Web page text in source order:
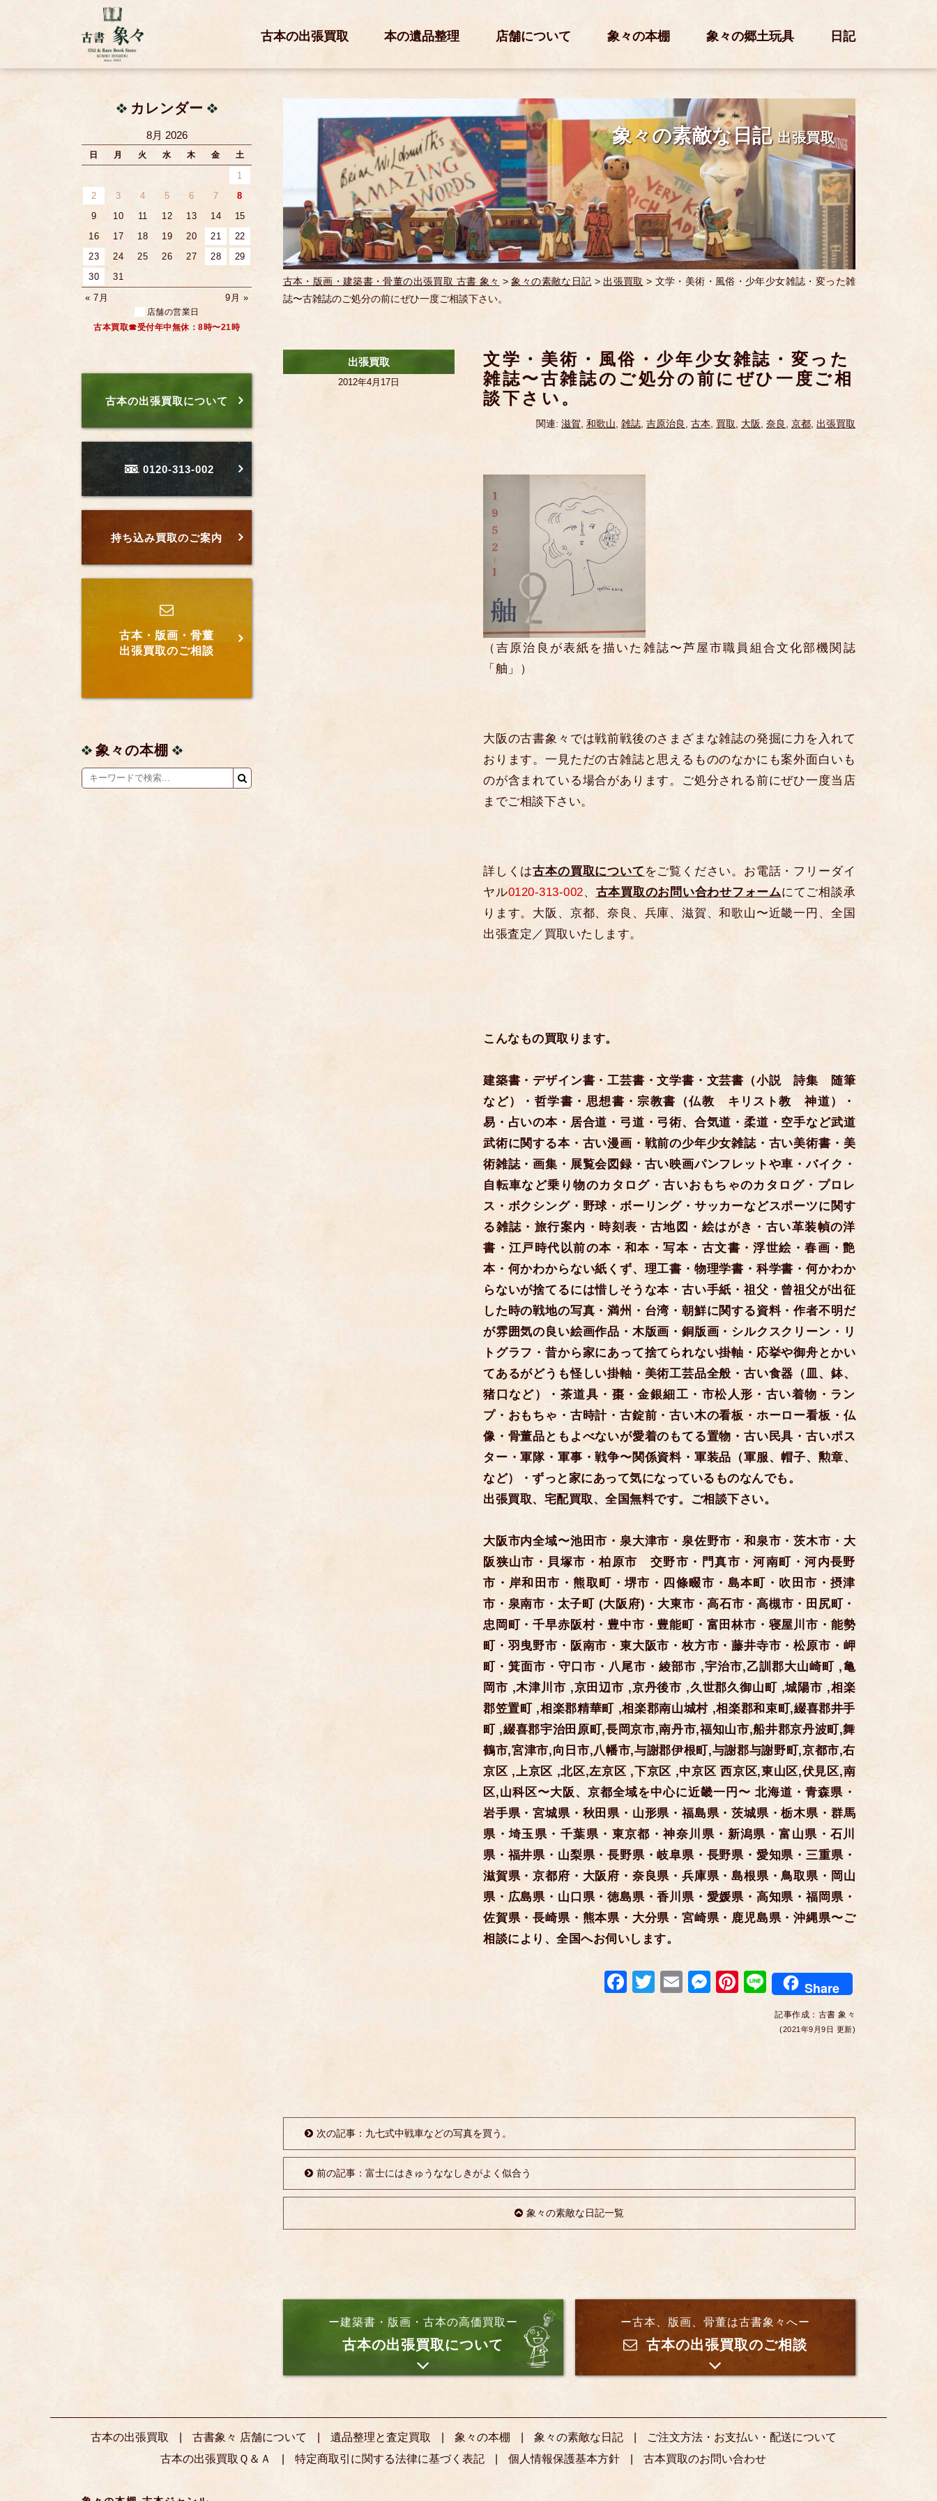
古本の出張買取 本の遺品整理 店舗について 象々の本棚 象々の郷土玩具 日記
象々の素敵な日記 出張買取
古本・版画・建築書・骨董の出張買取 古書 象々 >象々の素敵な日記 >出張買取 > 文学・美術・風俗・少年少女雑誌・変った雑
誌〜古雑誌のご処分の前にぜひ一度ご相談下さい。
文学・美術・風俗・少年少女雑誌・変った
雑誌〜古雑誌のご処分の前にぜひ一度ご相
談下さい。
関連: 滋賀, 和歌山, 雑誌, 吉原治良, 古本, 買取, 大阪, 奈良, 京都, 出張買取
（吉原治良が表紙を描いた雑誌〜芦屋市職員組合文化部機関誌
「舳」）
大阪の古書象々では戦前戦後のさまざまな雑誌の発掘に力を入れて
おります。一見ただの古雑誌と思えるもののなかにも案外面白いも
のが含まれている場合があります。ご処分される前にぜひ一度当店
までご相談下さい。
詳しくは古本の買取について をご覧ください。お電話・フリーダイ
ヤル0120-313-002、 古本買取のお問い合わせフォームにてご相談承
ります。大阪、京都、奈良、兵庫、滋賀、和歌山〜近畿一円、全国
出張査定／買取いたします。
こんなもの買取ります。
建築書・デザイン書・工芸書・文学書・文芸書（小説 詩集 随筆
など）・哲学書・思想書・宗教書（仏教 キリスト教 神道）・
易・占いの本・居合道・弓道・弓術、合気道・柔道・空手など武道
武術に関する本・古い漫画・戦前の少年少女雑誌・古い美術書・美
術雑誌・画集・展覧会図録・古い映画パンフレットや車・バイク・
自転車など乗り物のカタログ・古いおもちゃのカタログ・プロレ
ス・ボクシング・野球・ボーリング・サッカーなどスポーツに関す
る雑誌・旅行案内・時刻表・古地図・絵はがき・古い革装幀の洋
書・江戸時代以前の本・和本・写本・古文書・浮世絵・春画・艶
本・何かわからない紙くず、理工書・物理学書・科学書・何かわか
らないが捨てるには惜しそうな本・古い手紙・祖父・曾祖父が出征
した時の戦地の写真・満州・台湾・朝鮮に関する資料・作者不明だ
が雰囲気の良い絵画作品・木版画・銅版画・シルクスクリーン・リ
トグラフ・昔から家にあって捨てられない掛軸・応挙や御舟とかい
てあるがどうも怪しい掛軸・美術工芸品全般・古い食器（皿、鉢、
猪口など）・茶道具・棗・金銀細工・市松人形・古い着物・ラン
プ・おもちゃ・古時計・古錠前・古い木の看板・ホーロー看板・仏
像・骨董品ともよべないが愛着のもてる置物・古い民具・古いポス
ター・軍隊・軍事・戦争〜関係資料・軍装品（軍服、帽子、勲章、
など）・ずっと家にあって気になっているものなんでも。
出張買取、宅配買取、全国無料です。ご相談下さい。
大阪市内全域〜池田市・泉大津市・泉佐野市・和泉市・茨木市・大
阪狭山市・貝塚市・柏原市 交野市・門真市・河南町・河内長野
市・岸和田市・熊取町・堺市・四條畷市・島本町・吹田市・摂津
市・泉南市・太子町 (大阪府)・大東市・高石市・高槻市・田尻町・
忠岡町・千早赤阪村・豊中市・豊能町・富田林市・寝屋川市・能勢
町・羽曳野市・阪南市・東大阪市・枚方市・藤井寺市・松原市・岬
町・箕面市・守口市・八尾市・綾部市 ,宇治市,乙訓郡大山崎町 ,亀
岡市 ,木津川市 ,京田辺市 ,京丹後市 ,久世郡久御山町 ,城陽市 ,相楽
郡笠置町 ,相楽郡精華町 ,相楽郡南山城村 ,相楽郡和束町,綴喜郡井手
町 ,綴喜郡宇治田原町,長岡京市,南丹市,福知山市,船井郡京丹波町,舞
鶴市,宮津市,向日市,八幡市,与謝郡伊根町,与謝郡与謝野町,京都市,右
京区 ,上京区 ,北区,左京区 ,下京区 ,中京区 西京区,東山区,伏見区,南
区,山科区〜大阪、京都全域を中心に近畿一円〜 北海道・青森県・
岩手県・宮城県・秋田県・山形県・福島県・茨城県・栃木県・群馬
県・埼玉県・千葉県・東京都・神奈川県・新潟県・富山県・石川
県・福井県・山梨県・長野県・岐阜県・長野県・愛知県・三重県・
滋賀県・京都府・大阪府・奈良県・兵庫県・島根県・鳥取県・岡山
県・広島県・山口県・徳島県・香川県・愛媛県・高知県・福岡県・
佐賀県・長崎県・熊本県・大分県・宮崎県・鹿児島県・沖縄県〜ご
相談により、全国へお伺いします。
F
o
T E M
er
Pi Li
n
e
Share
記事作成： 古書 象々
(2021年9月9日 更新)
出張買取
2012年4月17日
次の記事：九七式中戦車などの写真を買う。
前の記事：富士にはきゅうななしきがよく似合う
象々の素敵な日記一覧
ー建築書・版画・古本の高価買取ー
古本の出張買取について
ー古本、版画、骨董は古書象々へー
古本の出張買取のご相談
カレンダー
8月 2026
日 月 火 水 木 金 土
1
2
3 4 5 6 7
8
9
10 11 12 13 14
15
16
17 18 19 20 21
22
23
24 25 26 27 28
29
30
31
« 7月
9月 »
店舗の営業日
古本買取☎受付年中無休：8時〜21時
古本の出張買取について
0120-313-002
持ち込み買取のご案内
古本・版画・骨董
出張買取のご相談
象々の本棚
古本の出張買取 古書象々 店舗について 遺品整理と査定買取 象々の本棚 象々の素敵な日記
ご注文方法・お支払い・配送について
古本の出張買取Ｑ＆Ａ
特定商取引に関する法律に基づく表記 個人情報保護基本方針 古本買取のお問い合わせ